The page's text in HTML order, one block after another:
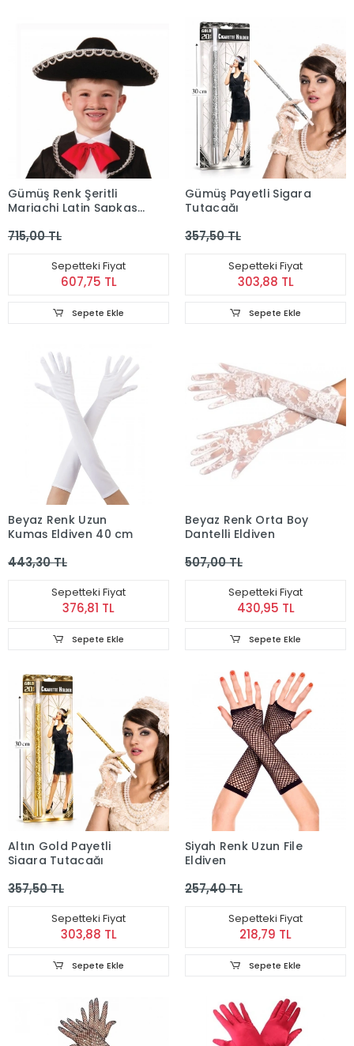
Gümüş Renk Şeritli
Mariachi Latin Şapkası
715,00 TL
Sepetteki Fiyat
607,75 TL
Sepete Ekle
Gümüş Payetli Sigara
Tutacağı
357,50 TL
Sepetteki Fiyat
303,88 TL
Sepete Ekle
Beyaz Renk Uzun
Kumaş Eldiven 40 cm
443,30 TL
Sepetteki Fiyat
376,81 TL
Sepete Ekle
Beyaz Renk Orta Boy
Dantelli Eldiven
507,00 TL
Sepetteki Fiyat
430,95 TL
Sepete Ekle
Altın Gold Payetli
Sigara Tutacağı
357,50 TL
Sepetteki Fiyat
303,88 TL
Sepete Ekle
Siyah Renk Uzun File
Eldiven
257,40 TL
Sepetteki Fiyat
218,79 TL
Sepete Ekle